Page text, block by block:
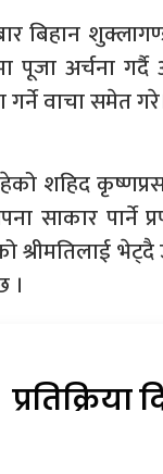
बिहान
पूजा अर्चना
वाचा समेत
शहिद
साकार
श्रीमतिलाई
।
प्रतिक्रिया